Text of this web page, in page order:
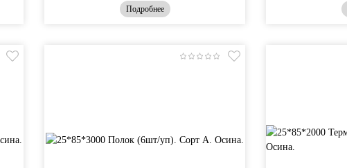
Подробнее